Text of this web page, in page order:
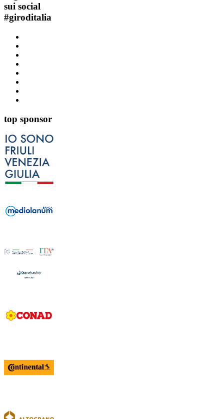
sui social
#giroditalia
top sponsor